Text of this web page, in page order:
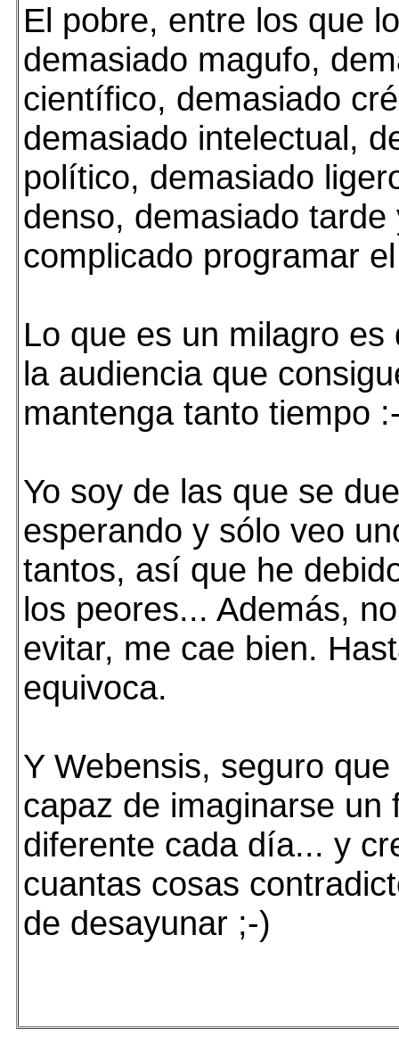
El pobre, entre los que
demasiado magufo,
científico, demasiado
demasiado intelectual,
político, demasiado
denso, demasiado tarde
complicado programar
Lo que es un milagro es
la audiencia que
mantenga tanto tiempo
Yo soy de las que se
esperando y sólo veo
tantos, así que he
los peores... Además,
evitar, me cae bien.
equivoca.
Y Webensis, seguro
capaz de imaginarse un
diferente cada día... y
cuantas cosas
de desayunar ;-)